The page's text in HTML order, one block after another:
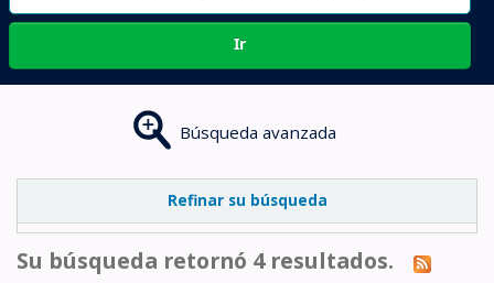
Ir
Búsqueda avanzada
Refinar su búsqueda
Su búsqueda retornó 4 resultados.